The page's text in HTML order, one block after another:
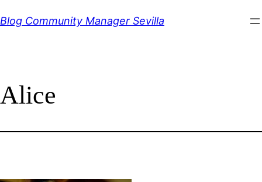
al
Blog Community Manager Sevilla
Alice